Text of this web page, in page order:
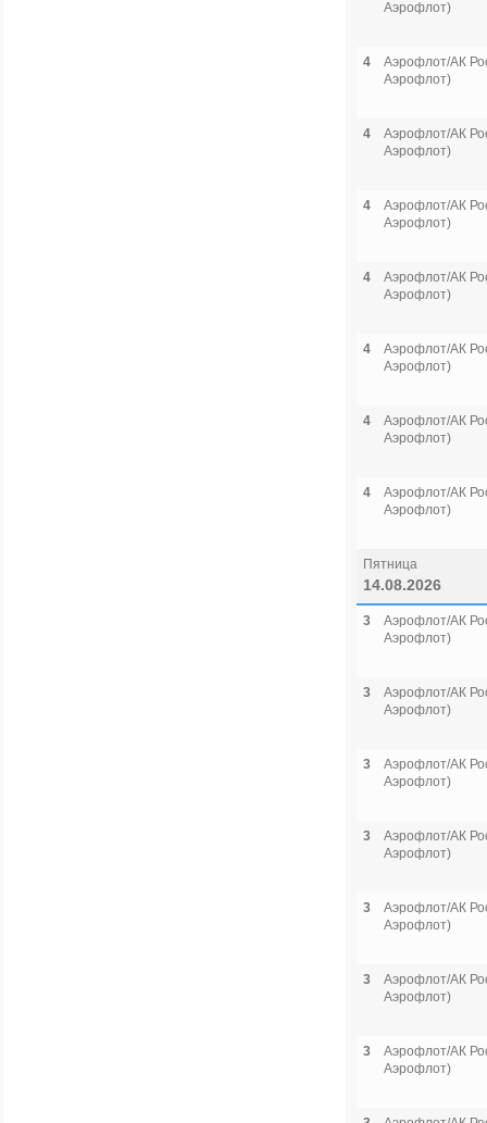
Аэрофлот)
4
Аэрофлот/АК
Аэрофлот)
4
Аэрофлот/АК
Аэрофлот)
4
Аэрофлот/АК
Аэрофлот)
4
Аэрофлот/АК
Аэрофлот)
4
Аэрофлот/АК
Аэрофлот)
4
Аэрофлот/АК
Аэрофлот)
4
Аэрофлот/АК
Аэрофлот)
Пятница
14.08.2026
3
Аэрофлот/АК
Аэрофлот)
3
Аэрофлот/АК
Аэрофлот)
3
Аэрофлот/АК
Аэрофлот)
3
Аэрофлот/АК
Аэрофлот)
3
Аэрофлот/АК
Аэрофлот)
3
Аэрофлот/АК
Аэрофлот)
3
Аэрофлот/АК
Аэрофлот)